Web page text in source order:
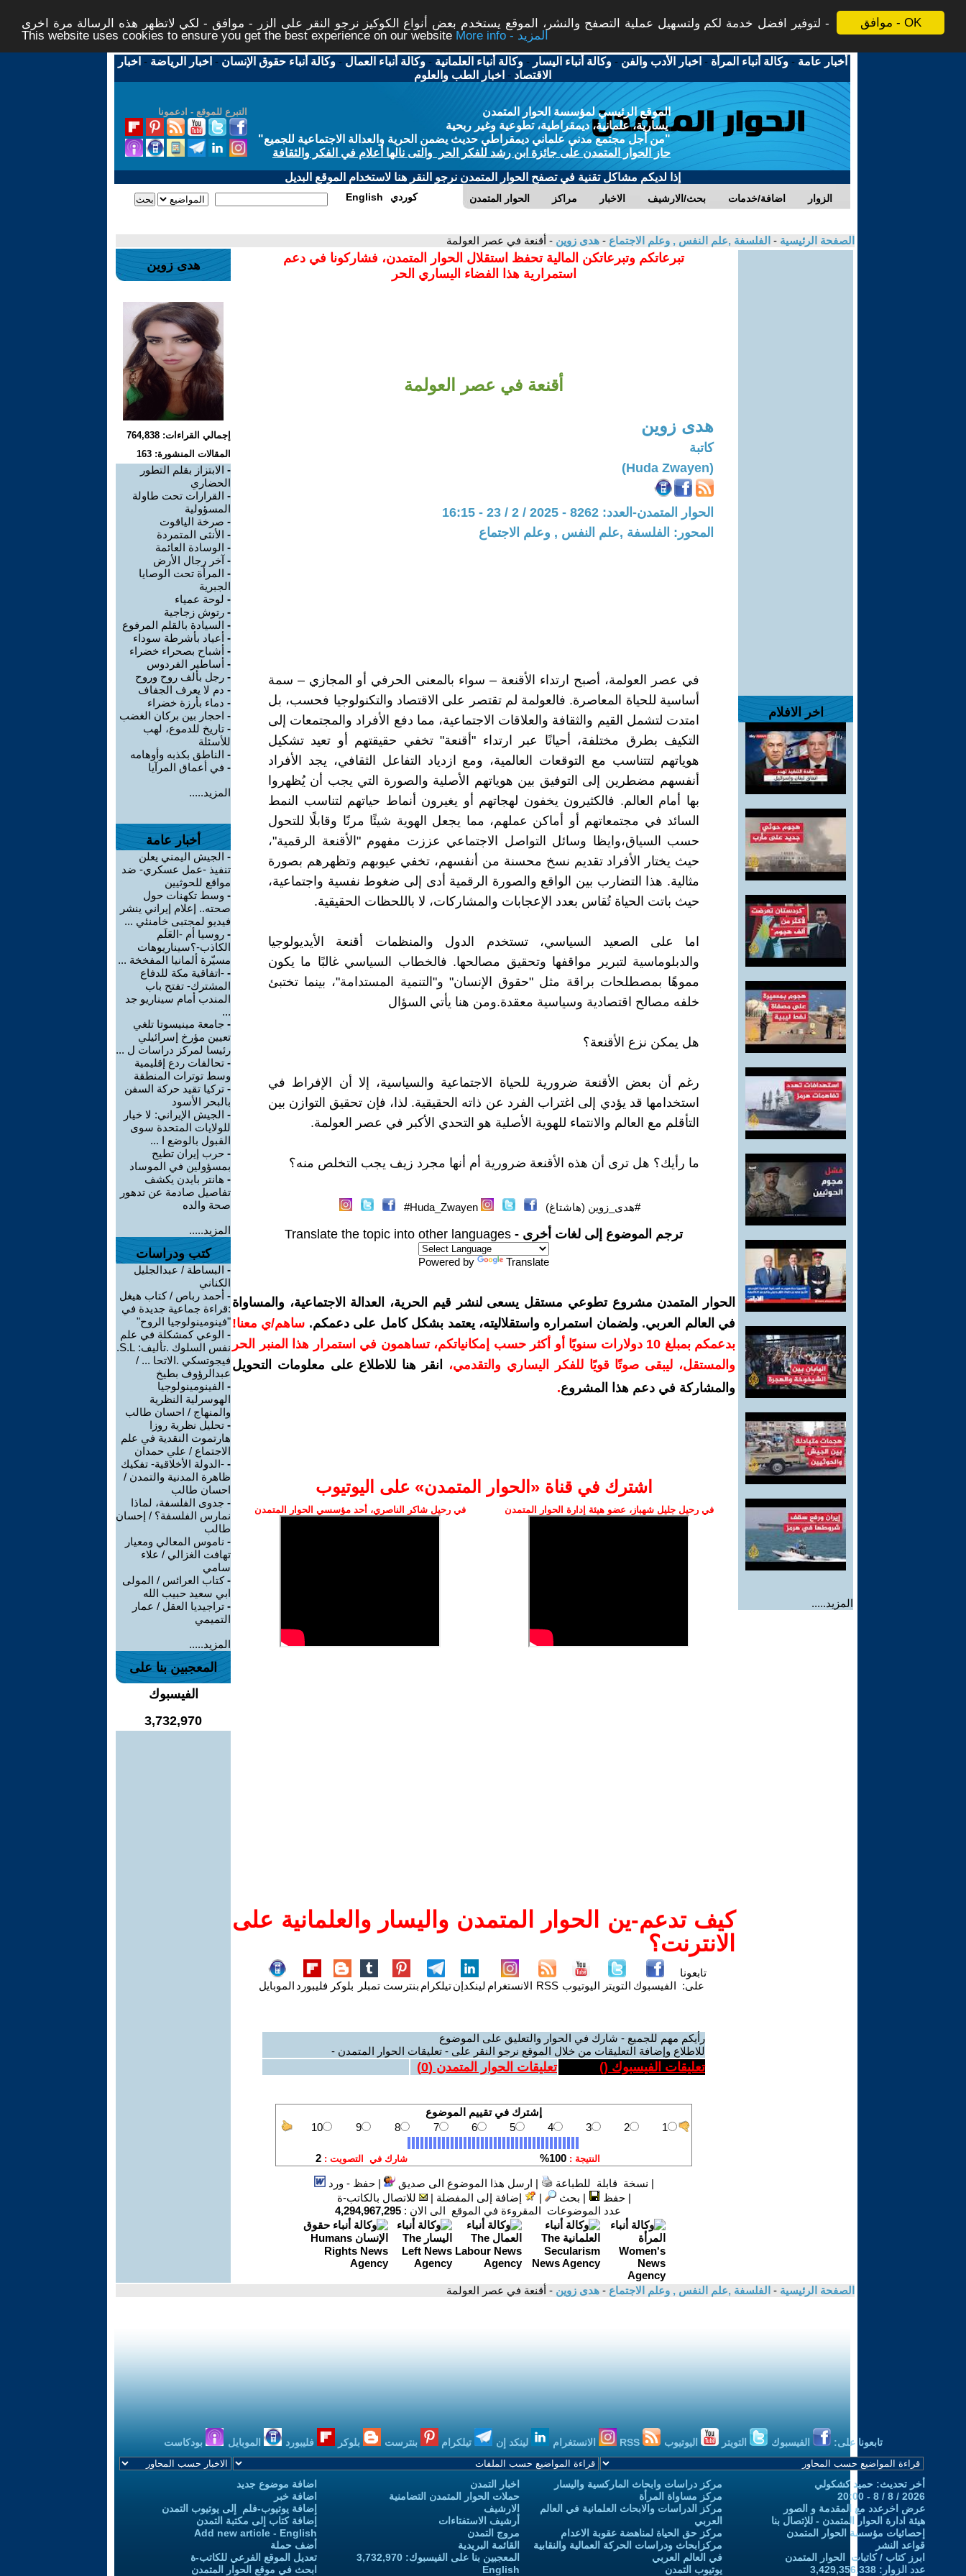
موافق - OK
لتوفير افضل خدمة لكم ولتسهيل عملية التصفح والنشر، الموقع يستخدم بعض أنواع الكوكيز نرجو النقر على الزر - موافق - لكي لاتظهر هذه الرسالة مرة اخرى -
This website uses cookies to ensure you get the best experience on our website
More info - المزيد
أخبار عامة -وكالة أنباء المرأة - اخبار الأدب والفن -وكالة أنباء اليسار -وكالة أنباء العلمانية -وكالة أنباء العمال -وكالة أنباء حقوق الإنسان - اخبار الرياضة - اخبار
الاقتصاد - اخبار الطب والعلوم
التبرع للموقع - ادعمونا
الموقع الرئيسي لمؤسسة الحوار المتمدن
يسارية، علمانية، ديمقراطية، تطوعية وغير ربحية
"من أجل مجتمع مدني علماني ديمقراطي حديث يضمن الحرية والعدالة الاجتماعية للجميع"
حاز الحوار المتمدن على جائزة ابن رشد للفكر الحر والتى نالها أعلام في الفكر والثقافة
إذا لديكم مشاكل تقنية في تصفح الحوار المتمدن نرجو النقر هنا لاستخدام الموقع البديل
الحوار المتمدن مراكز الاخبار بحث/الارشيف اضافة/خدمات الزوار English كوردي
الصفحة الرئيسية - الفلسفة ,علم النفس , وعلم الاجتماع - هدى زوين - أقنعة في عصر العولمة
اخر الافلام
المزيد.....
تبرعاتكم وتبرعاتكن المالية تحفظ استقلال الحوار المتمدن، فشاركونا في دعم
استمرارية هذا الفضاء اليساري الحر
أقنعة في عصر العولمة
هدى زوين
كاتبة
(Huda Zwayen)
الحوار المتمدن-العدد: 8262 - 2025 / 2 / 23 - 16:15
المحور: الفلسفة ,علم النفس , وعلم الاجتماع
في عصر العولمة، أصبح ارتداء الأقنعة – سواء بالمعنى الحرفي أو المجازي – سمة
أساسية للحياة المعاصرة. فالعولمة لم تقتصر على الاقتصاد والتكنولوجيا فحسب، بل
امتدت لتشمل القيم والثقافة والعلاقات الاجتماعية، مما دفع الأفراد والمجتمعات إلى
التكيف بطرق مختلفة، أحيانًا عبر ارتداء "أقنعة" تخفي حقيقتهم أو تعيد تشكيل
هوياتهم لتتناسب مع التوقعات العالمية، ومع ازدياد التفاعل الثقافي، يجد الأفراد
أنفسهم مضطرين إلى التوفيق بين هوياتهم الأصلية والصورة التي يجب أن يُظهروا
بها أمام العالم. فالكثيرون يخفون لهجاتهم أو يغيرون أنماط حياتهم لتناسب النمط
السائد في مجتمعاتهم أو أماكن عملهم، مما يجعل الهوية شيئًا مرنًا وقابلًا للتحول
حسب السياق،وايظا وسائل التواصل الاجتماعي عززت مفهوم "الأقنعة الرقمية"،
حيث يختار الأفراد تقديم نسخ محسنة من أنفسهم، تخفي عيوبهم وتظهرهم بصورة
مثالية. هذا التضارب بين الواقع والصورة الرقمية أدى إلى ضغوط نفسية واجتماعية،
حيث باتت الحياة تُقاس بعدد الإعجابات والمشاركات، لا باللحظات الحقيقية.
اما على الصعيد السياسي، تستخدم الدول والمنظمات أقنعة الأيديولوجيا
والدبلوماسية لتبرير مواقفها وتحقيق مصالحها. فالخطاب السياسي غالبًا ما يكون
مموهًا بمصطلحات براقة مثل "حقوق الإنسان" و"التنمية المستدامة"، بينما تختبئ
خلفه مصالح اقتصادية وسياسية معقدة.ومن هنا يأتي السؤال
هل يمكن نزع الأقنعة؟
رغم أن بعض الأقنعة ضرورية للحياة الاجتماعية والسياسية، إلا أن الإفراط في
استخدامها قد يؤدي إلى اغتراب الفرد عن ذاته الحقيقية. لذا، فإن تحقيق التوازن بين
التأقلم مع العالم والانتماء للهوية الأصلية هو التحدي الأكبر في عصر العولمة.
ما رأيك؟ هل ترى أن هذه الأقنعة ضرورية أم أنها مجرد زيف يجب التخلص منه؟
#هدى_زوين (هاشتاغ) Huda_Zwayen#
ترجم الموضوع إلى لغات أخرى - Translate the topic into other languages
Powered by Translate
الحوار المتمدن مشروع تطوعي مستقل يسعى لنشر قيم الحرية، العدالة الاجتماعية، والمساواة
في العالم العربي. ولضمان استمراره واستقلاليته، يعتمد بشكل كامل على دعمكم. ساهم/ي معنا!
بدعمكم بمبلغ 10 دولارات سنويًا أو أكثر حسب إمكانياتكم، تساهمون في استمرار هذا المنبر الحر
والمستقل، ليبقى صوتًا قويًا للفكر اليساري والتقدمي،
انقر هنا للاطلاع على معلومات التحويل
والمشاركة في دعم هذا المشروع.
اشترك في قناة ‫«الحوار المتمدن» على اليوتيوب
في رحيل جليل شهباز، عضو هيئة إدارة الحوار المتمدن في رحيل شاكر الناصري، أحد مؤسسي الحوار المتمدن
كيف تدعم-ين الحوار المتمدن واليسار والعلمانية على
الانترنت؟
تابعونا
على: الفيسبوك التويتر اليوتيوب RSS الانستغرام لينكدإنتيلكرام بنترست تمبلر بلوكر فليبورد الموبايل
رأيكم مهم للجميع - شارك في الحوار والتعليق على الموضوع
للاطلاع وإضافة التعليقات من خلال الموقع نرجو النقر على - تعليقات الحوار المتمدن -
تعليقات الفيسبوك () تعليقات الحوار المتمدن (0
)
| نسخة قابلة للطباعة | ارسل هذا الموضوع الى صديق |حفظ - ورد
|حفظ | بحث | إضافة إلى المفضلة |
للاتصال بالكاتب-ة
عدد الموضوعات المقروءة في الموقع الى الان : 4,294,967,295
هدى زوين
إجمالي القراءات: 764,838
المقالات المنشورة: 163
- الابتزاز بقلم التطور
الحضاري
- القرارات تحت طاولة
المسؤولية
- صرخة الياقوت
- الأنثى المتمردة
- الوسادة العائمة
- آخر رجال الأرض
- المرأة تحت الوصايا
الجبرية
- لوحة عمياء
- رتوش زجاجية
- السيادة بالقلم المرفوع
- أعياد بأشرطة سوداء
- أشباح بصحراء خضراء
- أساطير الفردوس
- رجل بألف روح وروح
- دم لا يعرف الجفاف
- دماء بأرزة خضراء
- احجار بين بركان الغضب
- تاريخ للدموع، لهب
للأسئلة
- الناطق بكذبه وأوهامه
- في أعماق المرآيا
المزيد.....
أخبار عامة
- الجيش اليمني يعلن
تنفيذ -عمل عسكري- ضد
مواقع للحوثيين
- وسط تكهنات حول
صحته.. إعلام إيراني ينشر
فيديو لمجتبى خامنئي ...
- روسيا أم -العَلَم
الكاذب-؟سيناريوهات
مسيّرة ألمانيا المفخخة ...
- -اتفاقية مكة للدفاع
المشترك- تفتح باب
المندب أمام سيناريو جد
...
- جامعة مينيسوتا تلغي
تعيين مؤرخ إسرائيلي
رئيسا لمركز دراسات ل ...
- تحالفات ردع إقليمية
وسط توترات المنطقة
- تركيا تقيد حركة السفن
بالبحر الأسود
- الجيش الإيراني: لا خيار
للولايات المتحدة سوى
القبول بالوضع ا ...
- حرب إيران تطيح
بمسؤولين في الموساد
- هانتر بايدن يكشف
تفاصيل صادمة عن تدهور
صحة والده
المزيد.....
كتب ودراسات
- البساطة / عبدالجليل
الكناني
- أحمد رباص / كتاب هيغل
:قراءة جماعية جديدة في
"فينومينولوجيا الروح"
- الوعي كمشكلة في علم
نفس السلوك .تأليف: S.L.
فيجوتسكي .الاتحا ... /
عبدالرؤوف بطيخ
- الفينومينولوجيا
الهوسرلية النظرية
والمنهاج / احسان طالب
- تحليل نظرية روزا
هارتموت النقدية في علم
الاجتماع / علي حمدان
- -الدولة الأخلاقية- تفكيك
ظاهرة المدنية والتمدن /
احسان طالب
- جدوى الفلسفة، لماذا
نمارس الفلسفة؟ / إحسان
طالب
- ناموس المعالي ومعيار
تهافت الغزالي / علاء
سامي
-كتاب العرائس / المولى
ابي سعيد حبيب الله
- تراجيديا العقل / عمار
التميمي
المزيد.....
المعجبين بنا على
الفيسبوك
3,732,970
الصفحة الرئيسية - الفلسفة ,علم النفس , وعلم الاجتماع - هدى زوين - أقنعة في عصر العولمة
تابعونا على: الفيسبوك التويتر اليوتيوب الانستغرام لينكد إن تيلكرام بنترست بلوكر فليبورد الموبايل بودكاست
أخر تحديث: حميد كشكولي
2026 / 8 / 8 - 20:00
عرض اخرعدد مع المقدمة و الصور
هيئة ادارة الحوار المتمدن - للإتصال بنا
إحصائيات مؤسسة الحوار المتمدن
قواعد النشر
ابرز كتاب / كاتبات الحوار المتمدن
عدد الزوار: 3,429,356,338
مركز دراسات وابحاث الماركسية واليسار
مركز مساواة المرأة
مركز الدراسات والابحاث العلمانية في العالم
العربي
مركز حق الحياة لمناهضة عقوبة الاعدام
مركزابحاث ودراسات الحركة العمالية والنقابية
في العالم العربي
يوتيوب التمدن
اخبار التمدن
حملات الحوار المتمدن التضامنية
الارشيف
أرشيف الاستفتاءات
مروج التمدن
القائمة البريدية
المعجبين بنا على الفيسبوك: 3,732,970
English
اضافة موضوع جديد
اضافة خبر
إضافة يوتيوب-فلم إلى يوتيوب التمدن
إضافة كتاب إلى مكتبة التمدن
Add new article - English
أضف حملة
تعديل الموقع الفرعي للكاتب-ة
ابحث في موقع الحوار المتمدن